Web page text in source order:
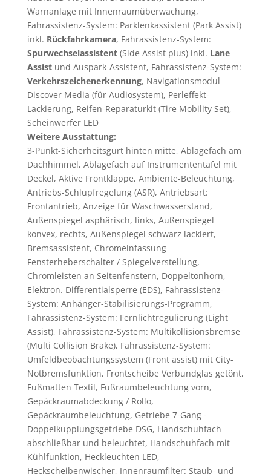
Warnanlage mit Innenraumüberwachung,
Fahrassistenz-System: Parklenkassistent (Park Assist)
inkl. Rückfahrkamera, Fahrassistenz-System:
Spurwechselassistent(Side Assist plus) inkl. Lane
Assistund Auspark-Assistent, Fahrassistenz-System:
Verkehrszeichenerkennung, Navigationsmodul
Discover Media (für Audiosystem), Perleffekt-
Lackierung, Reifen-Reparaturkit (Tire Mobility Set),
Scheinwerfer LED
Weitere Ausstattung:
3-Punkt-Sicherheitsgurt hinten mitte, Ablagefach am
Dachhimmel, Ablagefach auf Instrumententafel mit
Deckel, Aktive Frontklappe, Ambiente-Beleuchtung,
Antriebs-Schlupfregelung (ASR), Antriebsart:
Frontantrieb, Anzeige für Waschwasserstand,
Außenspiegel asphärisch, links, Außenspiegel
konvex, rechts, Außenspiegel schwarz lackiert,
Bremsassistent, Chromeinfassung
Fensterheberschalter / Spiegelverstellung,
Chromleisten an Seitenfenstern, Doppeltonhorn,
Elektron. Differentialsperre (EDS), Fahrassistenz-
System: Anhänger-Stabilisierungs-Programm,
Fahrassistenz-System: Fernlichtregulierung (Light
Assist), Fahrassistenz-System: Multikollisionsbremse
(Multi Collision Brake), Fahrassistenz-System:
Umfeldbeobachtungssystem (Front assist) mit City-
Notbremsfunktion, Frontscheibe Verbundglas getönt,
Fußmatten Textil, Fußraumbeleuchtung vorn,
Gepäckraumabdeckung / Rollo,
Gepäckraumbeleuchtung, Getriebe 7-Gang -
Doppelkupplungsgetriebe DSG, Handschuhfach
abschließbar und beleuchtet, Handschuhfach mit
Kühlfunktion, Heckleuchten LED,
Heckscheibenwischer, Innenraumfilter: Staub- und